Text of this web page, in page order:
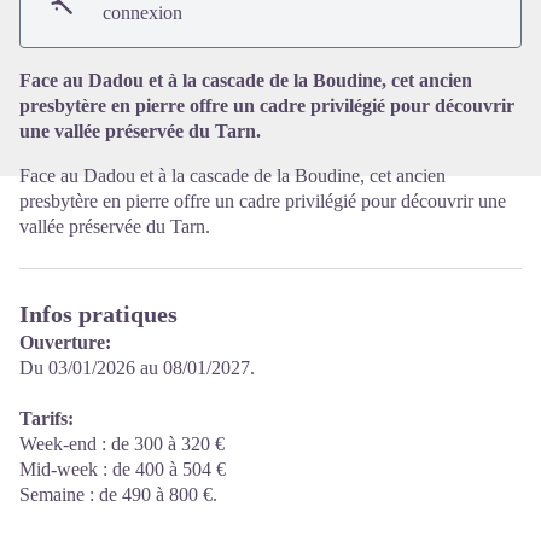
connexion
Face au Dadou et à la cascade de la Boudine, cet ancien
presbytère en pierre offre un cadre privilégié pour découvrir
une vallée préservée du Tarn.
Face au Dadou et à la cascade de la Boudine, cet ancien
presbytère en pierre offre un cadre privilégié pour découvrir une
vallée préservée du Tarn.
Infos pratiques
Ouverture:
Du 03/01/2026 au 08/01/2027.
Tarifs:
Week-end : de 300 à 320 €
Mid-week : de 400 à 504 €
Semaine : de 490 à 800 €.